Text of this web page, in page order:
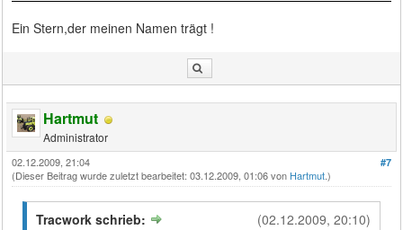
Ein Stern,der meinen Namen trägt !
Hartmut
Administrator
#7
02.12.2009, 21:04
(Dieser Beitrag wurde zuletzt bearbeitet: 03.12.2009, 01:06 von Hartmut.)
(02.12.2009, 20:10)
Tracwork schrieb: